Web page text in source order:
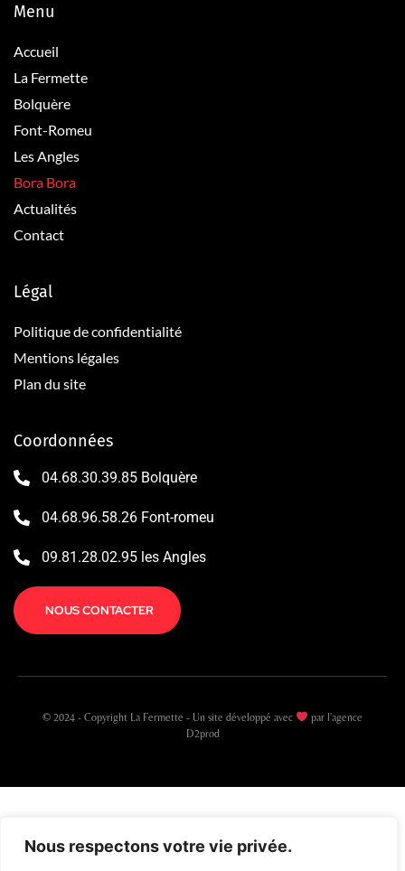
Nous respectons votre vie privée.
Menu
Accueil
La Fermette
Bolquère
Font-Romeu
Les Angles
Bora Bora
Actualités
Contact
Légal
Politique de confidentialité
Mentions légales
Plan du site
Coordonnées
04.68.30.39.85 Bolquère
04.68.96.58.26 Font-romeu
09.81.28.02.95 les Angles
NOUS CONTACTER
© 2024 - Copyright La Fermette - Un site développé avec
par l'agence
D2prod